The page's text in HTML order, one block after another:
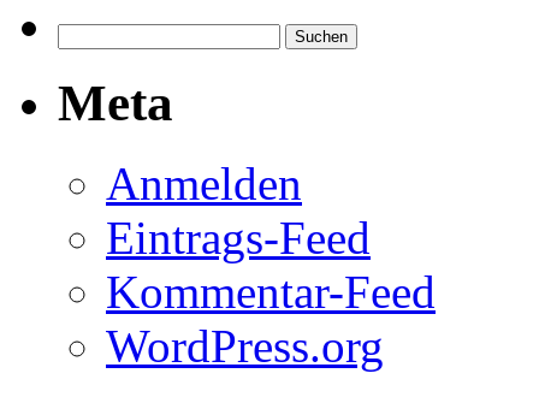
Meta
Anmelden
Eintrags-Feed
Kommentar-Feed
WordPress.org